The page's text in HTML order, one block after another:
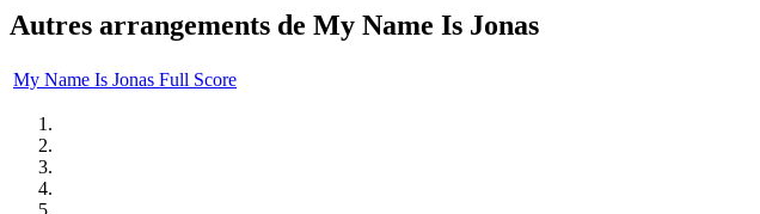
Autres arrangements de My Name Is Jonas
My Name Is Jonas Full Score